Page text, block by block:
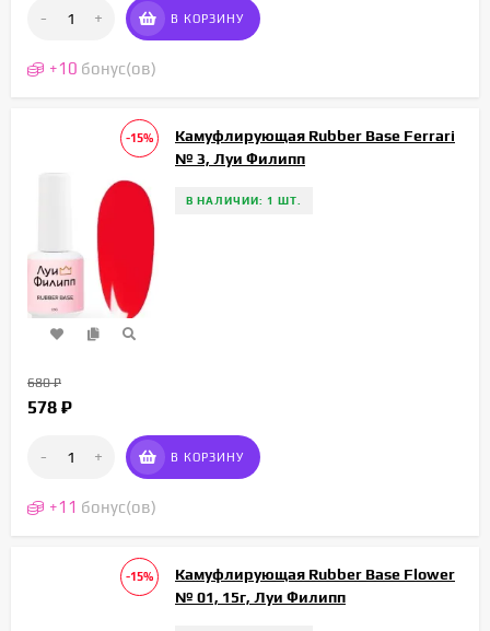
- + В КОРЗИНУ
+10 бонус(ов)
-15%
Камуфлирующая Rubber Base Ferrari
№ 3, Луи Филипп
В НАЛИЧИИ: 1 ШТ.
680₽
578 ₽
- + В КОРЗИНУ
+11 бонус(ов)
-15%
Камуфлирующая Rubber Base Flower
№ 01, 15г, Луи Филипп